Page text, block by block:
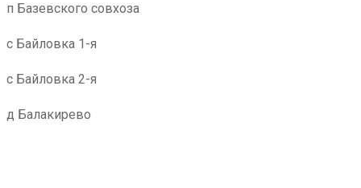
п Базевского совхоза
с Байловка 1-я
с Байловка 2-я
д Балакирево